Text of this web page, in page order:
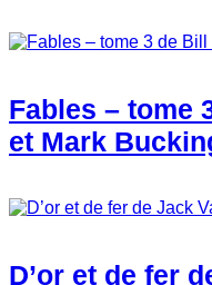
Fables – tome
et Mark
D’or et de fer